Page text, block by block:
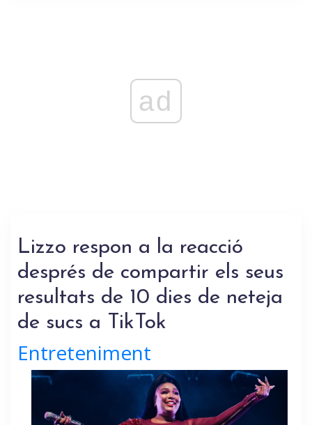
ad
Lizzo respon a la reacció
després de compartir els seus
resultats de 10 dies de neteja
de sucs a TikTok
Entreteniment